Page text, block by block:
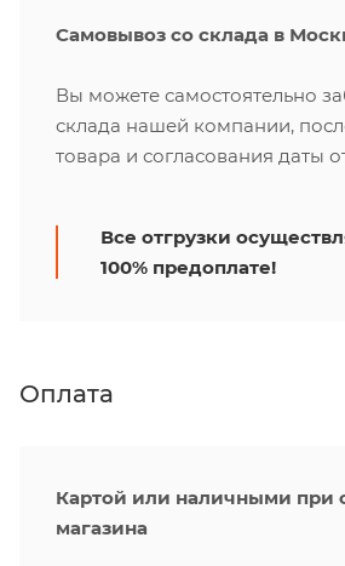
Самовывоз со склада в
Вы можете самостоятельно
склада нашей компании,
товара и согласования даты
Все отгрузки
100% предоплате!
Оплата
Картой или наличными при
магазина